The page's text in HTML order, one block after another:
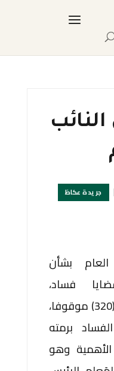
النائب
جريدة عكاظ
بشأن
فساد،
باعتقادي أنها تتجاوز الـ(320) موقوفا،
برمته
وهو